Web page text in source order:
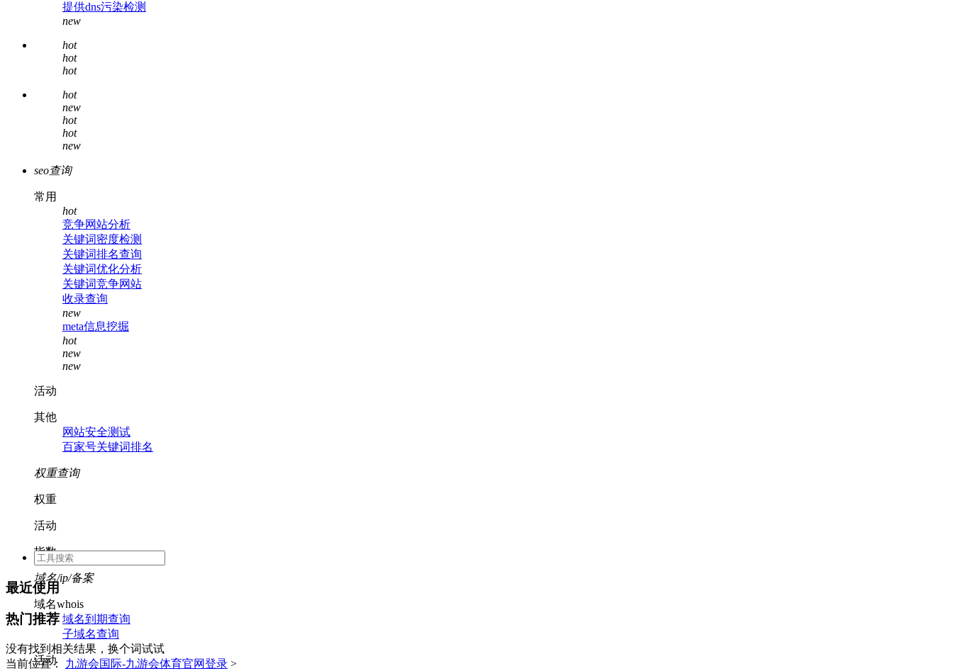
提供dns污染检测
new
hot
hot
hot
hot
new
hot
hot
new
seo查询
常用
hot
竞争网站分析
关键词密度检测
关键词排名查询
关键词优化分析
关键词竞争网站
收录查询
new
meta信息挖掘
hot
new
new
活动
其他
网站安全测试
百家号关键词排名
权重查询
权重
活动
指数
域名/ip/备案
域名whois
域名到期查询
子域名查询
活动
最近使用
热门推荐
没有找到相关结果，换个词试试
当前位置： 九游会国际-九游会体育官网登录 >